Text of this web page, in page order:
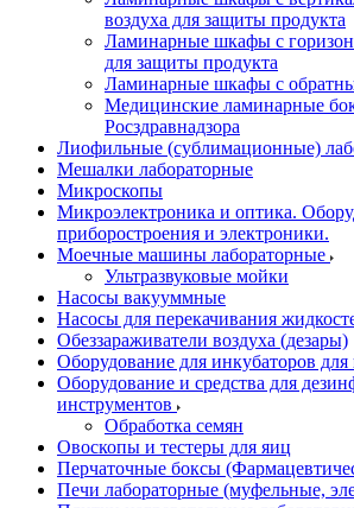
воздуха для защиты продукта
Ламинарные шкафы с
для защиты продукта
Ламинарные шкафы с
Медицинские ламинарные
Росздравнадзора
Лиофильные (сублимационные)
Мешалки лабораторные
Микроскопы
Микроэлектроника и оптика.
приборостроения и электроники.
Моечные машины лабораторные
Ультразвуковые мойки
Насосы вакууммные
Насосы для перекачивания
Обеззараживатели воздуха (дезары)
Оборудование для инкубаторов
Оборудование и средства для
инструментов
Обработка семян
Овоскопы и тестеры для яиц
Перчаточные боксы
Печи лабораторные (муфельные,